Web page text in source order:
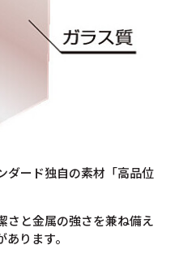
ダード独自の素材「高品位
さと金属の強さを兼ね備え
ります。